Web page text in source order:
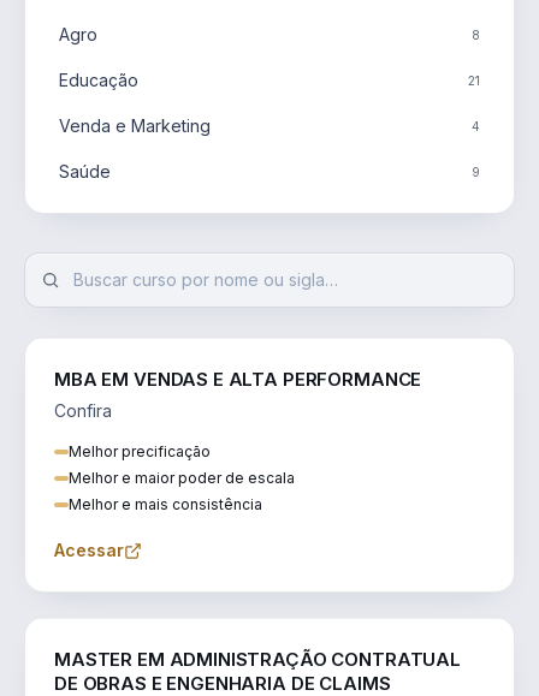
Agro 8
Educação 21
Venda e Marketing 4
Saúde 9
MBA EM VENDAS E ALTA PERFORMANCE
Confira
Melhor precificação
Melhor e maior poder de escala
Melhor e mais consistência
Acessar
MASTER EM ADMINISTRAÇÃO CONTRATUAL
DE OBRAS E ENGENHARIA DE CLAIMS